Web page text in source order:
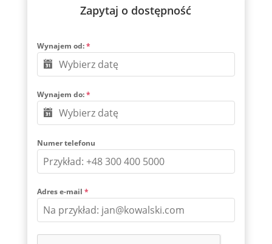
Zapytaj o dostępność
Wynajem od:*
Wynajem do:*
Numer telefonu
Adres e-mail *